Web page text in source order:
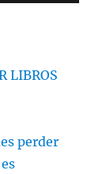
LIBROS
perder